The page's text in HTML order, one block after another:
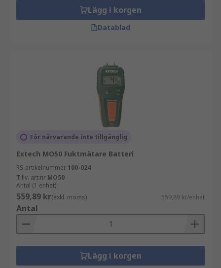
Lägg i korgen
Datablad
För närvarande inte tillgänglig
Extech MO50 Fuktmätare Batteri
RS-artikelnummer 100-024
Tillv. art.nr MO50
Antal (1 enhet)
559,89 kr(exkl. moms) 559,89 kr/enhet
Antal
Lägg i korgen